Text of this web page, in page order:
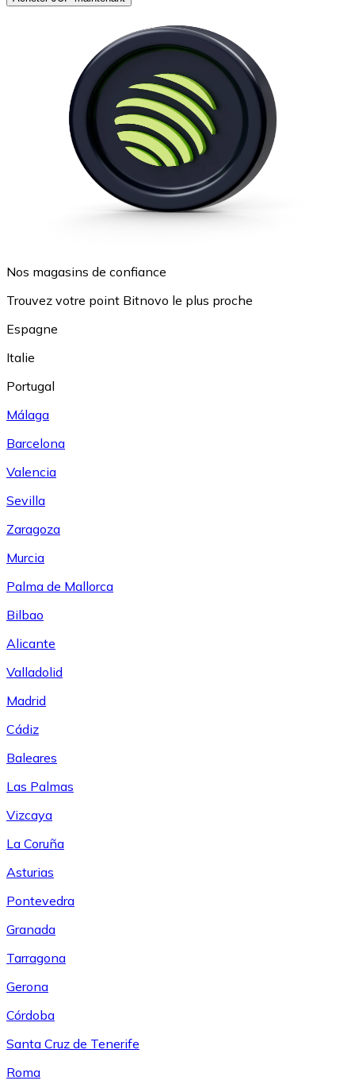
Nos magasins de confiance
Trouvez votre point Bitnovo le plus proche
Espagne
Italie
Portugal
Málaga
Barcelona
Valencia
Sevilla
Zaragoza
Murcia
Palma de Mallorca
Bilbao
Alicante
Valladolid
Madrid
Cádiz
Baleares
Las Palmas
Vizcaya
La Coruña
Asturias
Pontevedra
Granada
Tarragona
Gerona
Córdoba
Santa Cruz de Tenerife
Roma